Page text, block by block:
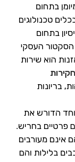
בתחום
טכנולוגים
בתחום
הסקטור העסקי
הוא שירות
חקירות
בריונות
הדורש את
פרטיים בחריש.
אינם מעורבים
בלילות והם